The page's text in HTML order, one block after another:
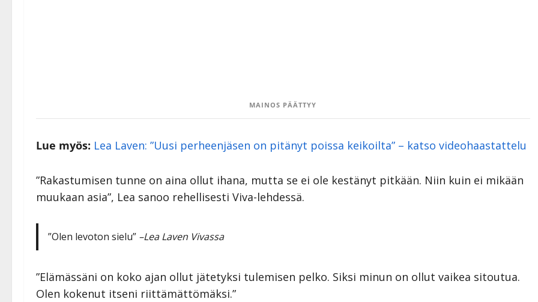
MAINOS PÄÄTTYY
Lue myös: Lea Laven: ”Uusi perheenjäsen on pitänyt poissa keikoilta” – katso videohaastattelu
”Rakastumisen tunne on aina ollut ihana, mutta se ei ole kestänyt pitkään. Niin kuin ei mikään
muukaan asia”, Lea sanoo rehellisesti Viva-lehdessä.
”Olen levoton sielu” –Lea Laven Vivassa
”Elämässäni on koko ajan ollut jätetyksi tulemisen pelko. Siksi minun on ollut vaikea sitoutua.
Olen kokenut itseni riittämättömäksi.”